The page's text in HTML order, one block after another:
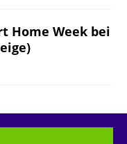
Home Week bei